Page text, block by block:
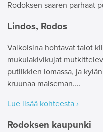
Rodoksen saaren parhaat
Lindos, Rodos
Valkoisina hohtavat talot
mukulakivikujat
putiikkien lomassa, ja
kruunaa maiseman.…
Lue lisää kohteesta ›
Rodoksen kaupunki